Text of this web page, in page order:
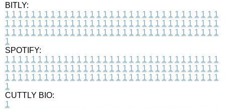
BITLY:
1 1 1 1 1 1 1 1 1 1 1 1 1 1 1 1 1 1 1 1 1 1 1 1 1 1 1 1 1 1 1 1 1
1 1 1 1 1 1 1 1 1 1 1 1 1 1 1 1 1 1 1 1 1 1 1 1 1 1 1 1 1 1 1 1 1
1 1 1 1 1 1 1 1 1 1 1 1 1 1 1 1 1 1 1 1 1 1 1 1 1 1 1 1 1 1 1 1 1
1
SPOTIFY:
1 1 1 1 1 1 1 1 1 1 1 1 1 1 1 1 1 1 1 1 1 1 1 1 1 1 1 1 1 1 1 1 1
1 1 1 1 1 1 1 1 1 1 1 1 1 1 1 1 1 1 1 1 1 1 1 1 1 1 1 1 1 1 1 1 1
1 1 1 1 1 1 1 1 1 1 1 1 1 1 1 1 1 1 1 1 1 1 1 1 1 1 1 1 1 1 1 1 1
1
CUTTLY BIO:
1